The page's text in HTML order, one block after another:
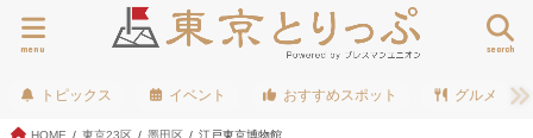
search
menu
トピックス イベント おすすめスポット グルメ
HOME 東京23区 墨田区 江戸東京博物館